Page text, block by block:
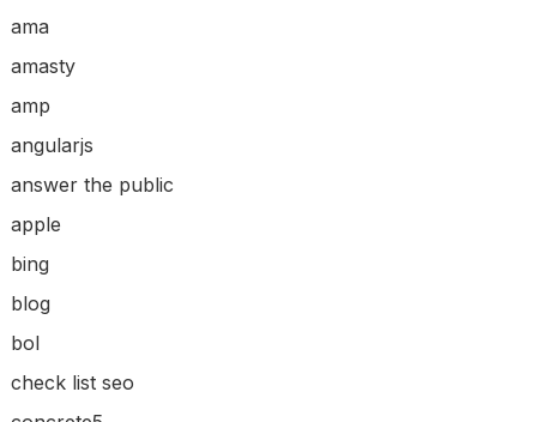
ama
amasty
amp
angularjs
answer the public
apple
bing
blog
bol
check list seo